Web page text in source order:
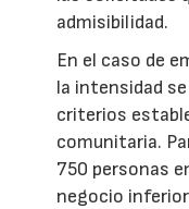
admisibilidad.
En el caso de
la intensidad
criterios
comunitaria.
750 personas
negocio